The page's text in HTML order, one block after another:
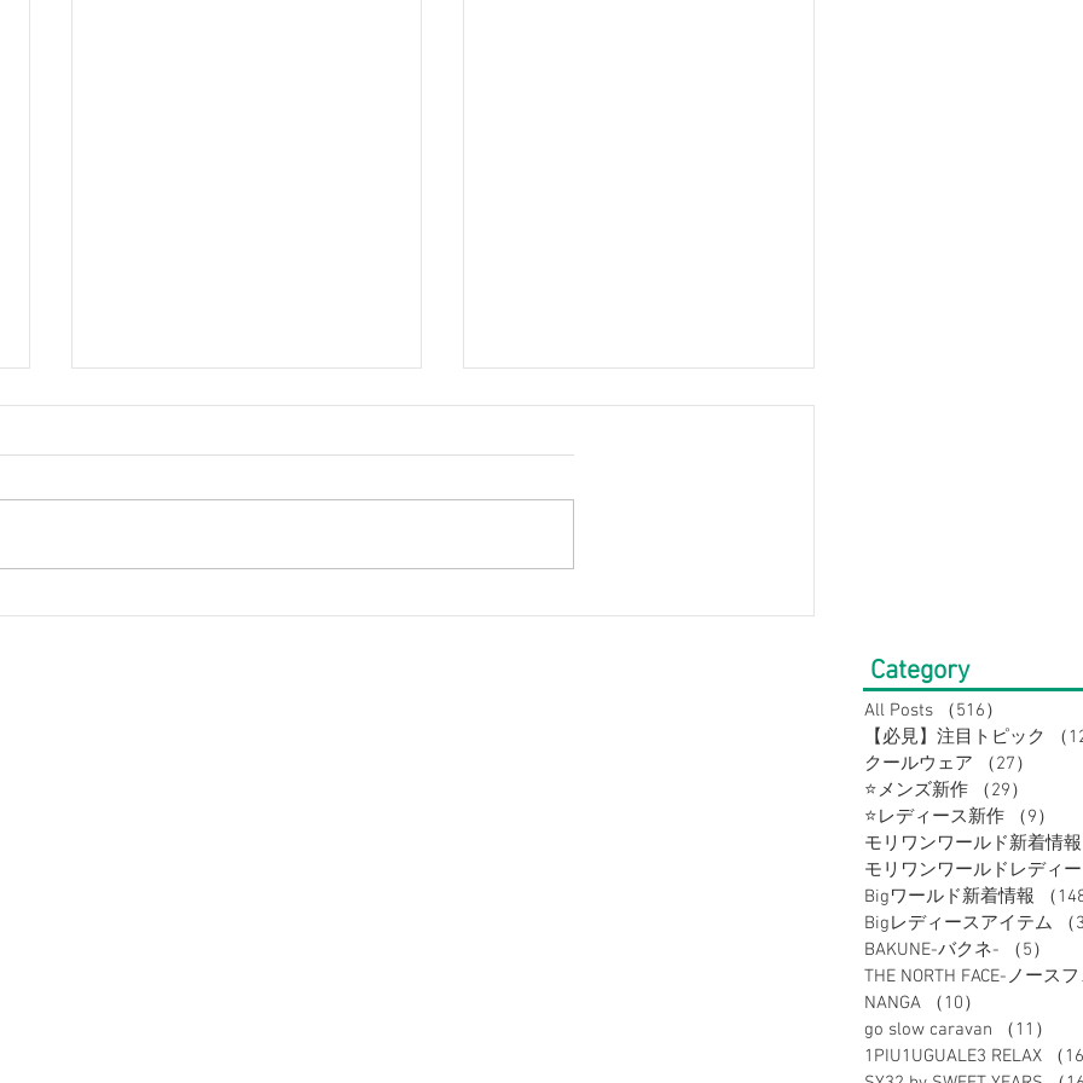
【ゆったり、キレイ】体型カ
最大70％OFFの衝撃価格！大
Category
All Posts （516）
【必見】注目トピック
（
クールウェア
（27）
⭐メンズ新作
（29）
⭐レディース新作
（9）
モリワンワールド新着情報
Bigワールド新着情報
（
Bigレディースアイテム
BAKUNE-バクネ-
（5）
THE NORTH FACE-ノース
NANGA
（10）
go slow caravan
（11）
1PIU1UGUALE3 RELAX
（